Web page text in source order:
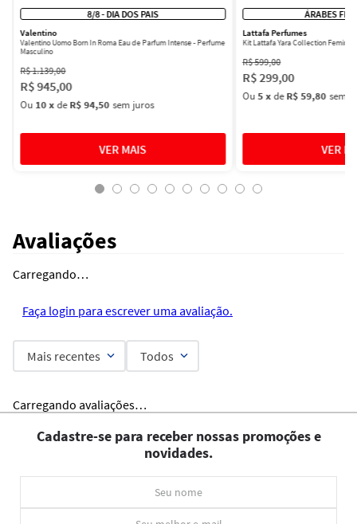
8/8 - DIA DOS PAIS
Valentino
Valentino Uomo Born In Roma Eau de Parfum Intense - Perfume
Masculino
R$1.139,00
R$945,00
Ou 10xdeR$ 94,50 sem juros
ÁRABES
Lattafa Perfumes
Kit Lattafa Yara Collection
R$599,00
R$299,00
Ou5xdeR$ 59,80 sem
Avaliações
Carregando…
Faça login para escrever uma avaliação.
Mais recentes Todos
Carregando avaliações…
Cadastre-se para receber nossas promoções e
novidades.